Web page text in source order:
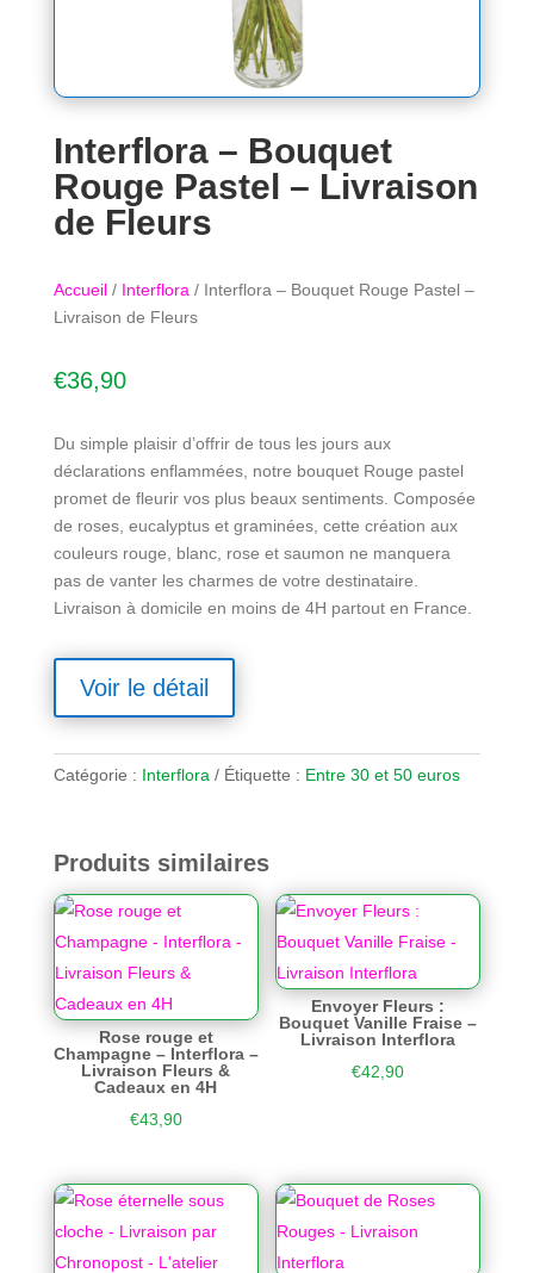
Interflora – Bouquet
Rouge Pastel – Livraison
de Fleurs
Accueil/ Interflora / Interflora – Bouquet Rouge Pastel –
Livraison de Fleurs
€36,90
Du simple plaisir d’offrir de tous les jours aux
déclarations enflammées, notre bouquet Rouge pastel
promet de fleurir vos plus beaux sentiments. Composée
de roses, eucalyptus et graminées, cette création aux
couleurs rouge, blanc, rose et saumon ne manquera
pas de vanter les charmes de votre destinataire.
Livraison à domicile en moins de 4H partout en France.
Voir le détail
Catégorie : Interflora Étiquette : Entre 30 et 50 euros
Produits similaires
Rose rouge et
Champagne – Interflora –
Livraison Fleurs &
Cadeaux en 4H
€43,90
Envoyer Fleurs :
Bouquet Vanille Fraise –
Livraison Interflora
€42,90